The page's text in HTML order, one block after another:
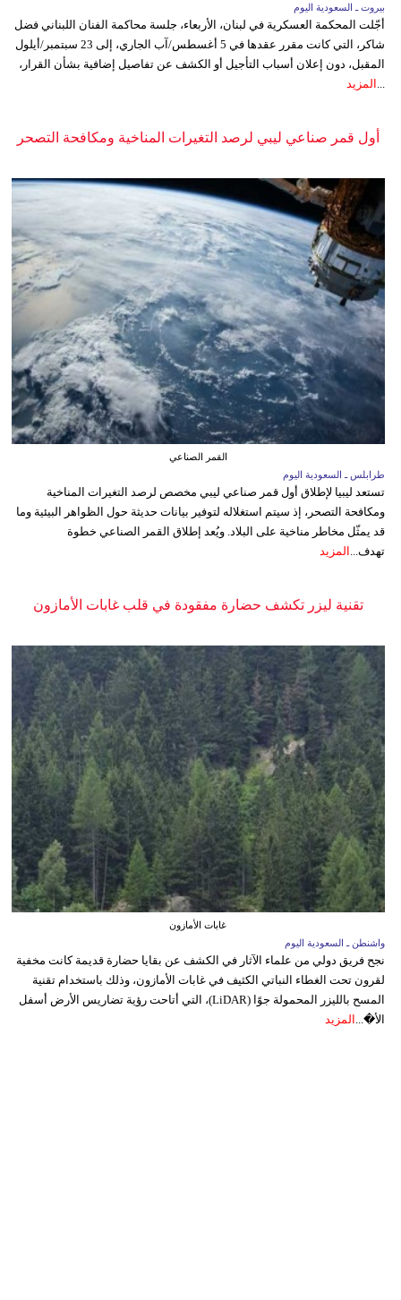
بيروت ـ السعودية اليوم
أجّلت المحكمة العسكرية في لبنان، الأربعاء، جلسة محاكمة الفنان اللبناني فضل
شاكر، التي كانت مقرر عقدها في 5 أغسطس/آب الجاري، إلى 23 سبتمبر/أيلول
المقبل، دون إعلان أسباب التأجيل أو الكشف عن تفاصيل إضافية بشأن القرار،
المزيد
أول قمر صناعي ليبي لرصد التغيرات المناخية ومكافحة التصحر
القمر الصناعي
طرابلس ـ السعودية اليوم
تستعد ليبيا لإطلاق أول قمر صناعي ليبي مخصص لرصد التغيرات المناخية
ومكافحة التصحر، إذ سيتم استغلاله لتوفير بيانات حديثة حول الظواهر البيئية وما
قد يمثّل مخاطر مناخية على البلاد. ويُعد إطلاق القمر الصناعي خطوة
تهدف... المزيد
تقنية ليزر تكشف حضارة مفقودة في قلب غابات الأمازون
غابات الأمازون
واشنطن ـ السعودية اليوم
نجح فريق دولي من علماء الآثار في الكشف عن بقايا حضارة قديمة كانت مخفية
لقرون تحت الغطاء النباتي الكثيف في غابات الأمازون، وذلك باستخدام تقنية
المسح بالليزر المحمولة جوًا (LiDAR)، التي أتاحت رؤية تضاريس الأرض أسفل
الأ�... المزيد